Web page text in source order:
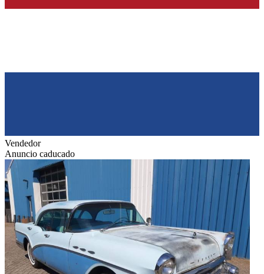
Vendedor
Anuncio caducado